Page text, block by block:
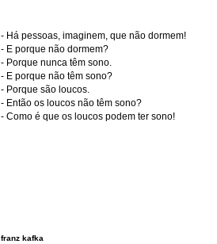
- Há pessoas, imaginem, que não dormem!
- E porque não dormem?
- Porque nunca têm sono.
- E porque não têm sono?
- Porque são loucos.
- Então os loucos não têm sono?
- Como é que os loucos podem ter sono!
franz kafka